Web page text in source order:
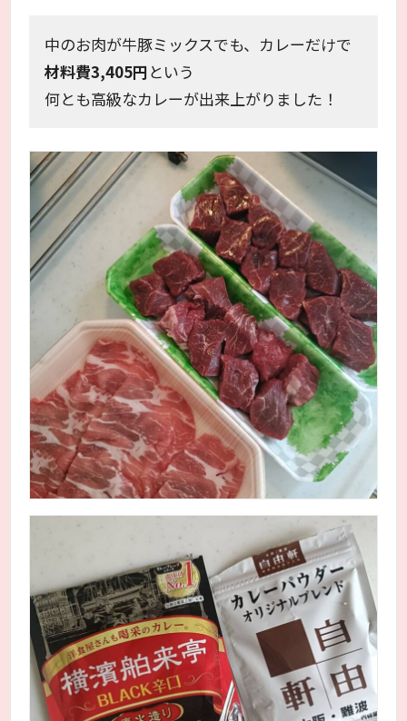
中のお肉が牛豚ミックスでも、カレーだけで
材料費3,405円 という
何とも高級なカレーが出来上がりました！